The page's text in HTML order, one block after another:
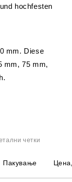
hochfesten
mm. Diese
mm, 75 mm,
четки
Пакување